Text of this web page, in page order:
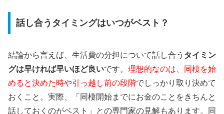
話し合うタイミングはいつがベスト？
結論から言えば、生活費の分担について話し合う タイミン
グは早ければ早いほど良いです。 理想的なのは、同棲を始
めると決めた時や引っ越し前の段階でしっかり取り決めて
おくこと。実際、「同棲開始までにお金のことをきちんと
話しておくのがベスト」との専門家の見解もあります。同